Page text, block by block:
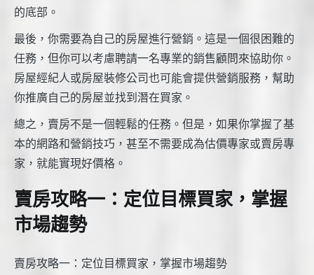
的底部。
最後，你需要為自己的房屋進行營銷。這是一個很困難的
任務，但你可以考慮聘請一名專業的銷售顧問來協助你。
房屋經紀人或房屋裝修公司也可能會提供營銷服務，幫助
你推廣自己的房屋並找到潛在買家。
總之，賣房不是一個輕鬆的任務。但是，如果你掌握了基
本的網路和營銷技巧，甚至不需要成為估價專家或賣房專
家，就能實現好價格。
賣房攻略一：定位目標買家，掌握
市場趨勢
賣房攻略一：定位目標買家，掌握市場趨勢